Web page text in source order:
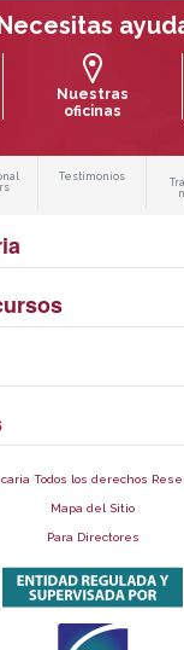
Nuestras
oficinas
Testimonios
Todos los derechos
Mapa del Sitio
Para Directores